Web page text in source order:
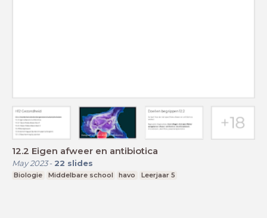
12.2 Eigen afweer en antibiotica
May 2023- 22 slides
Biologie Middelbare school havo Leerjaar 5